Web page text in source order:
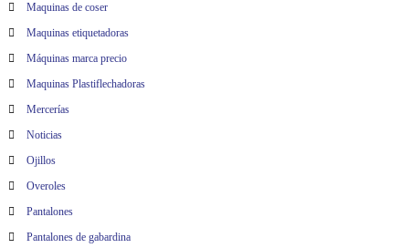
Maquinas de coser
Maquinas etiquetadoras
Máquinas marca precio
Maquinas Plastiflechadoras
Mercerías
Noticias
Ojillos
Overoles
Pantalones
Pantalones de gabardina